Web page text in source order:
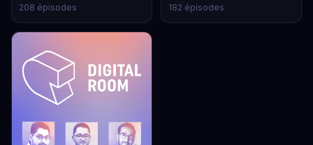
208 épisodes
182 épisodes